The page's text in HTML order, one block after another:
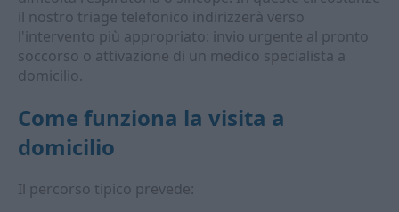
il nostro triage telefonico indirizzerà verso
l'intervento più appropriato: invio urgente al pronto
soccorso o attivazione di un medico specialista a
domicilio.
Come funziona la visita a
domicilio
Il percorso tipico prevede: